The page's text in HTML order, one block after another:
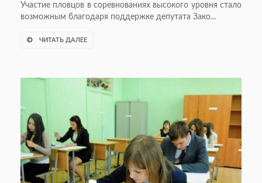
Участие пловцов в соревнованиях высокого уровня стало
возможным благодаря поддержке депутата Зако...
ЧИТАТЬ ДАЛЕЕ